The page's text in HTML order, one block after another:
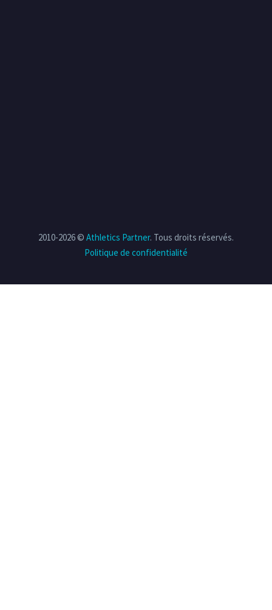
2010-2026 © Athletics Partner. Tous droits réservés.
Politique de confidentialité